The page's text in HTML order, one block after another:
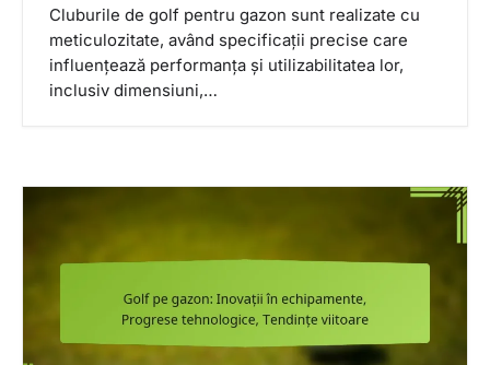
Cluburile de golf pentru gazon sunt realizate cu
meticulozitate, având specificații precise care
influențează performanța și utilizabilitatea lor,
inclusiv dimensiuni,…